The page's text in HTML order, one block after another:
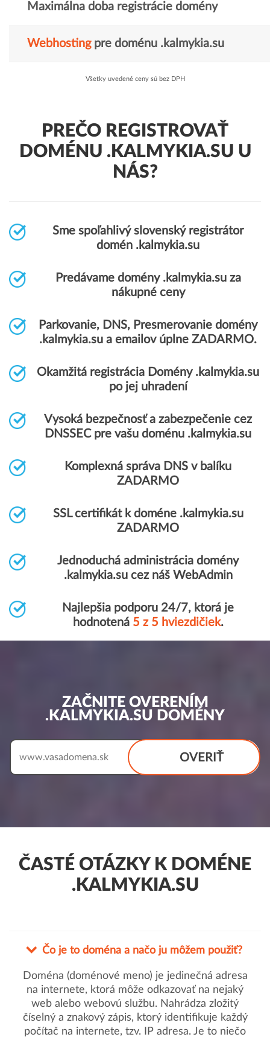
Maximálna doba registrácie domény
Webhostingpre doménu .kalmykia.su
Všetky uvedené ceny sú bez DPH
PREČO REGISTROVAŤ
DOMÉNU .KALMYKIA.SU U
NÁS?
Sme spoľahlivý slovenský registrátor
domén .kalmykia.su
Predávame domény .kalmykia.su za
nákupné ceny
Parkovanie, DNS, Presmerovanie domény
.kalmykia.su a emailov úplne ZADARMO.
Okamžitá registrácia Domény .kalmykia.su
po jej uhradení
Vysoká bezpečnosť a zabezpečenie cez
DNSSEC pre vašu doménu .kalmykia.su
Komplexná správa DNS v balíku
ZADARMO
SSL certifikát k doméne .kalmykia.su
ZADARMO
Jednoduchá administrácia domény
.kalmykia.su cez náš WebAdmin
Najlepšia podporu 24/7, ktorá je
hodnotená 5 z 5 hviezdičiek.
ZAČNITE OVERENÍM
.KALMYKIA.SU DOMÉNY
OVERIŤ
www.
ČASTÉ OTÁZKY K DOMÉNE
.KALMYKIA.SU
Čo je to doména a načo ju môžem použiť?
Doména (doménové meno) je jedinečná adresa
na internete, ktorá môže odkazovať na nejaký
web alebo webovú službu. Nahrádza zložitý
číselný a znakový zápis, ktorý identifikuje každý
počítač na internete, tzv. IP adresa. Je to niečo